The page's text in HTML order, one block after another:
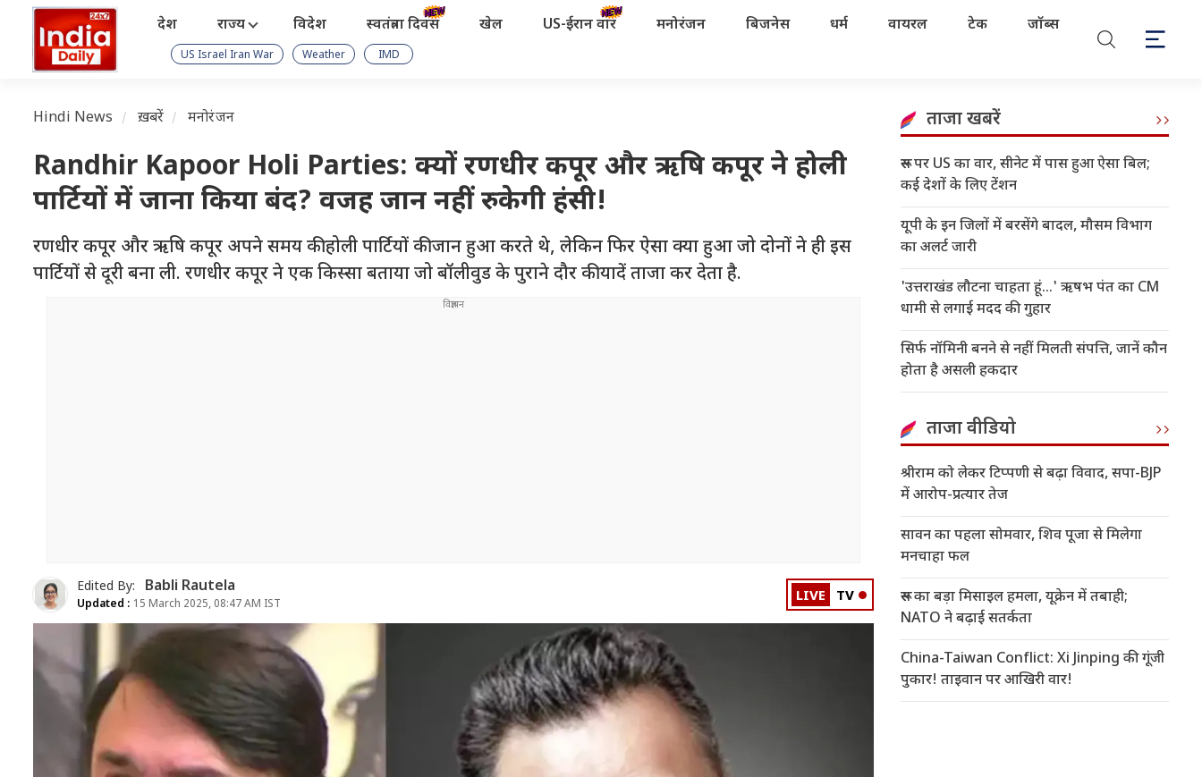
देश राज्य विदेश स्वतंत्रता दिवस खेल US-ईरान वॉर मनोरंजन बिजनेस धर्म वायरल टेक जॉब्स
US Israel Iran War Weather IMD
Hindi News ख़बरें मनोरंजन
Randhir Kapoor Holi Parties: क्यों रणधीर कपूर और ऋषि कपूर ने होली
पार्टियों में जाना किया बंद? वजह जान नहीं रुकेगी हंसी!
रणधीर कपूर और ऋषि कपूर अपने समय की होली पार्टियों की जान हुआ करते थे, लेकिन फिर ऐसा क्या हुआ जो दोनों ने ही इस
पार्टियों से दूरी बना ली. रणधीर कपूर ने एक किस्सा बताया जो बॉलीवुड के पुराने दौर की यादें ताजा कर देता है.
Edited By: Babli Rautela
Updated : 15 March 2025, 08:47 AM IST LIVE TV
ताजा खबरें
रूस पर US का वार, सीनेट में पास हुआ ऐसा बिल;
कई देशों के लिए टेंशन
यूपी के इन जिलों में बरसेंगे बादल, मौसम विभाग
का अलर्ट जारी
'उत्तराखंड लौटना चाहता हूं...' ऋषभ पंत का CM
धामी से लगाई मदद की गुहार
सिर्फ नॉमिनी बनने से नहीं मिलती संपत्ति, जानें कौन
होता है असली हकदार
ताजा वीडियो
श्रीराम को लेकर टिप्पणी से बढ़ा विवाद, सपा-BJP
में आरोप-प्रत्यार तेज
सावन का पहला सोमवार, शिव पूजा से मिलेगा
मनचाहा फल
रूस का बड़ा मिसाइल हमला, यूक्रेन में तबाही;
NATO ने बढ़ाई सतर्कता
China-Taiwan Conflict: Xi Jinping की गूंजी
पुकार! ताइवान पर आखिरी वार!